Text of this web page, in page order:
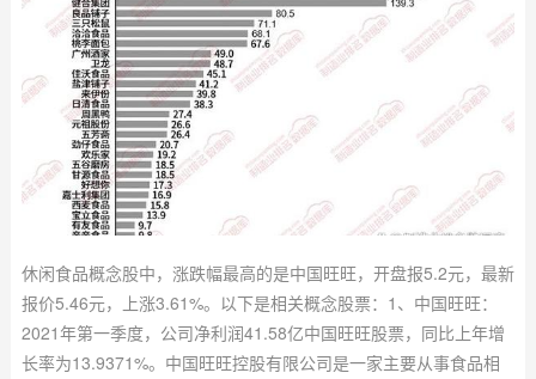
休闲食品概念股中，涨跌幅最高的是中国旺旺，开盘报5.2元，最新
报价5.46元，上涨3.61%。以下是相关概念股票：1、中国旺旺：
2021年第一季度，公司净利润41.58亿中国旺旺股票，同比上年增
长率为13.9371%。中国旺旺控股有限公司是一家主要从事食品相